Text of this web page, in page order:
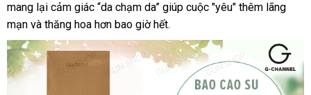
giả
mang lại cảm giác “da chạm da” giúp cuộc "yêu" thêm lãng
mạn nổi
tiếng
và thăng hoa hơn bao giờ hết.